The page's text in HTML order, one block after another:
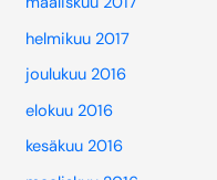
helmikuu 2017
joulukuu 2016
elokuu 2016
kesäkuu 2016